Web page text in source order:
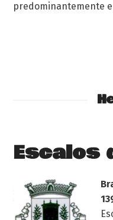
predominantemente
Escalos